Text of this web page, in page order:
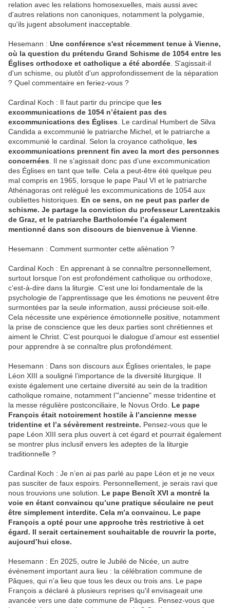
relation avec les relations homosexuelles, mais aussi avec
d'autres relations non canoniques, notamment la polygamie,
qu'ils jugent absolument inacceptable.
Hesemann : Une conférence s'est récemment tenue à Vienne,
où la question du prétendu Grand Schisme de 1054 entre les
Églises orthodoxe et catholique a été abordée . S'agissait-il
d'un schisme, ou plutôt d'un approfondissement de la séparation
? Quel commentaire en feriez-vous ?
Cardinal Koch : Il faut partir du principe que les
excommunications de 1054 n’étaient pas des
excommunications des Églises . Le cardinal Humbert de Silva
Candida a excommunié le patriarche Michel, et le patriarche a
excommunié le cardinal. Selon la croyance catholique, les
excommunications prennent fin avec la mort des personnes
concernées . Il ne s’agissait donc pas d’une excommunication
des Églises en tant que telle. Cela a peut-être été quelque peu
mal compris en 1965, lorsque le pape Paul VI et le patriarche
Athénagoras ont relégué les excommunications de 1054 aux
oubliettes historiques. En ce sens, on ne peut pas parler de
schisme. Je partage la conviction du professeur Larentzakis
de Graz, et le patriarche Bartholomée l’a également
mentionné dans son discours de bienvenue à Vienne
Hesemann : Comment surmonter cette aliénation ?
Cardinal Koch : En apprenant à se connaître personnellement,
surtout lorsque l’on est profondément catholique ou orthodoxe,
c’est-à-dire dans la liturgie. C’est une loi fondamentale de la
psychologie de l’apprentissage que les émotions ne peuvent être
surmontées par la seule information, aussi précieuse soit-elle.
Cela nécessite une expérience émotionnelle positive, notamment
la prise de conscience que les deux parties sont chrétiennes et
aiment le Christ. C’est pourquoi le dialogue d’amour est essentiel
pour apprendre à se connaître plus profondément.
Hesemann : Dans son discours aux Églises orientales, le pape
Léon XIII a souligné l’importance de la diversité liturgique. Il
existe également une certaine diversité au sein de la tradition
catholique romaine, notamment l’"ancienne" messe tridentine et
la messe régulière postconciliaire, le Novus Ordo. Le pape
François était notoirement hostile à l’ancienne messe
tridentine et l’a sévèrement restreinte. Pensez-vous que le
pape Léon XIII sera plus ouvert à cet égard et pourrait également
se montrer plus inclusif envers les adeptes de la liturgie
traditionnelle ?
Cardinal Koch : Je n’en ai pas parlé au pape Léon et je ne veux
pas susciter de faux espoirs. Personnellement, je serais ravi que
nous trouvions une solution.
Le pape Benoît XVI a montré la
voie en étant convaincu qu’une pratique séculaire ne peut
être simplement interdite. Cela m’a convaincu. Le pape
François a opté pour une approche très restrictive à cet
égard. Il serait certainement souhaitable de rouvrir la porte,
aujourd’hui close.
Hesemann : En 2025, outre le Jubilé de Nicée, un autre
événement important aura lieu : la célébration commune de
Pâques, qui n'a lieu que tous les deux ou trois ans. Le pape
François a déclaré à plusieurs reprises qu'il envisageait une
avancée vers une date commune de Pâques. Pensez-vous que